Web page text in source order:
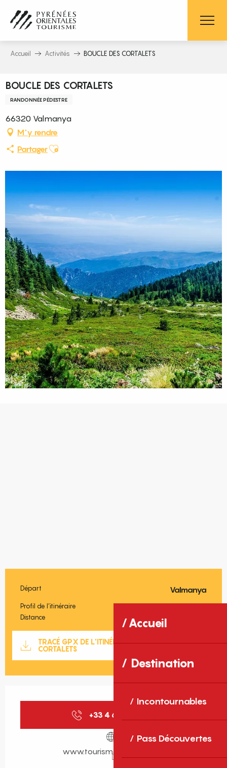
contenu
principal
Accueil
Destination
Incontournables
Pass Découvertes
Accueil Activités BOUCLE DES CORTALETS
BOUCLE DES CORTALETS
RANDONNÉE PÉDESTRE
66320 Valmanya
M'y rendre
PartagerAjouter aux favoris
Informations pratiques
Départ Valmanya
Profil de l’itinéraire
Distance
Documentation
TRACÉ GPX DE L'ITINÉRAIRE : BOUCLE DES
CORTALETS
+33 4 68 05 41
www.tourisme-canigo.com